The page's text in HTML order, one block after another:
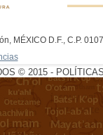
MÉXICO D.F., C.P.
© 2015 -